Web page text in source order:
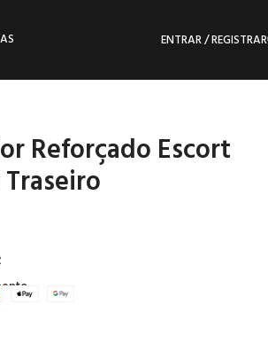
ENTRAR / REGISTRAR
Reforçado Escort